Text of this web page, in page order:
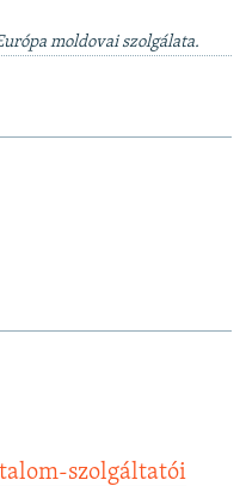
moldovai szolgálata.
szolgáltatói